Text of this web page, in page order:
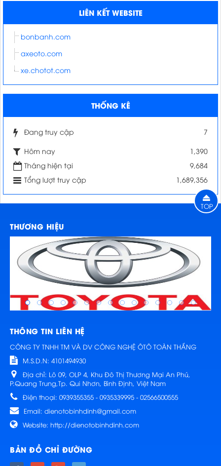
LIÊN KẾT WEBSITE
bonbanh.com
axeoto.com
xe.chotot.com
THỐNG KÊ
Đang truy cập 7
Hôm nay
1,390
Tháng hiện tại
9,684
Tổng lượt truy cập
1,689,356
TOP
THƯƠNG HIỆU
THÔNG TIN LIÊN HỆ
CÔNG TY TNHH TM VÀ DV CÔNG NGHỆ ÔTÔ TOÀN THẮNG
M.S.D.N: 4101494930
Địa chỉ: Lô 09, OLP 4, Khu Đô Thị Thương Mại An Phú,
P.Quang Trung,Tp. Qui Nhơn, Bình Định, Việt Nam
Điện thoại: 0939355355 - 0935339995 - 02566500555
Email: dienotobinhdinh@gmail.com
Website: http://dienotobinhdinh.com
BẢN ĐỒ CHỈ ĐƯỜNG